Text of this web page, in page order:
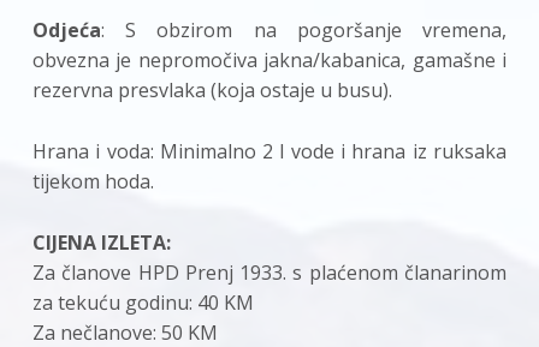
Odjeća: S obzirom na pogoršanje vremena,
obvezna je nepromočiva jakna/kabanica, gamašne i
rezervna presvlaka (koja ostaje u busu).
Hrana i voda: Minimalno 2 l vode i hrana iz ruksaka
tijekom hoda.
CIJENA IZLETA:
Za članove HPD Prenj 1933. s plaćenom članarinom
za tekuću godinu: 40 KM
Za nečlanove: 50 KM